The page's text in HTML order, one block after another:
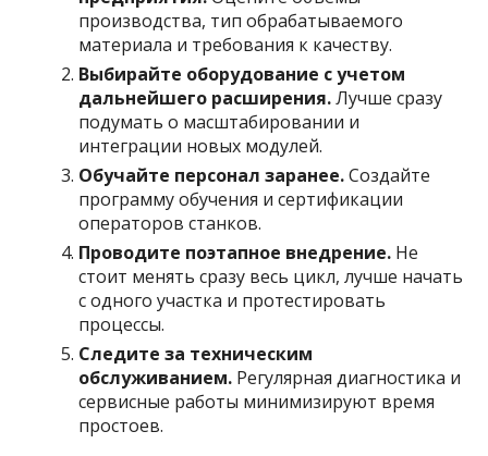
производства, тип обрабатываемого
материала и требования к качеству.
Выбирайте оборудование с учетом
дальнейшего расширения.Лучше сразу
подумать о масштабировании и
интеграции новых модулей.
Обучайте персонал заранее.Создайте
программу обучения и сертификации
операторов станков.
Проводите поэтапное внедрение. Не
стоит менять сразу весь цикл, лучше начать
с одного участка и протестировать
процессы.
Следите за техническим
обслуживанием. Регулярная диагностика и
сервисные работы минимизируют время
простоев.